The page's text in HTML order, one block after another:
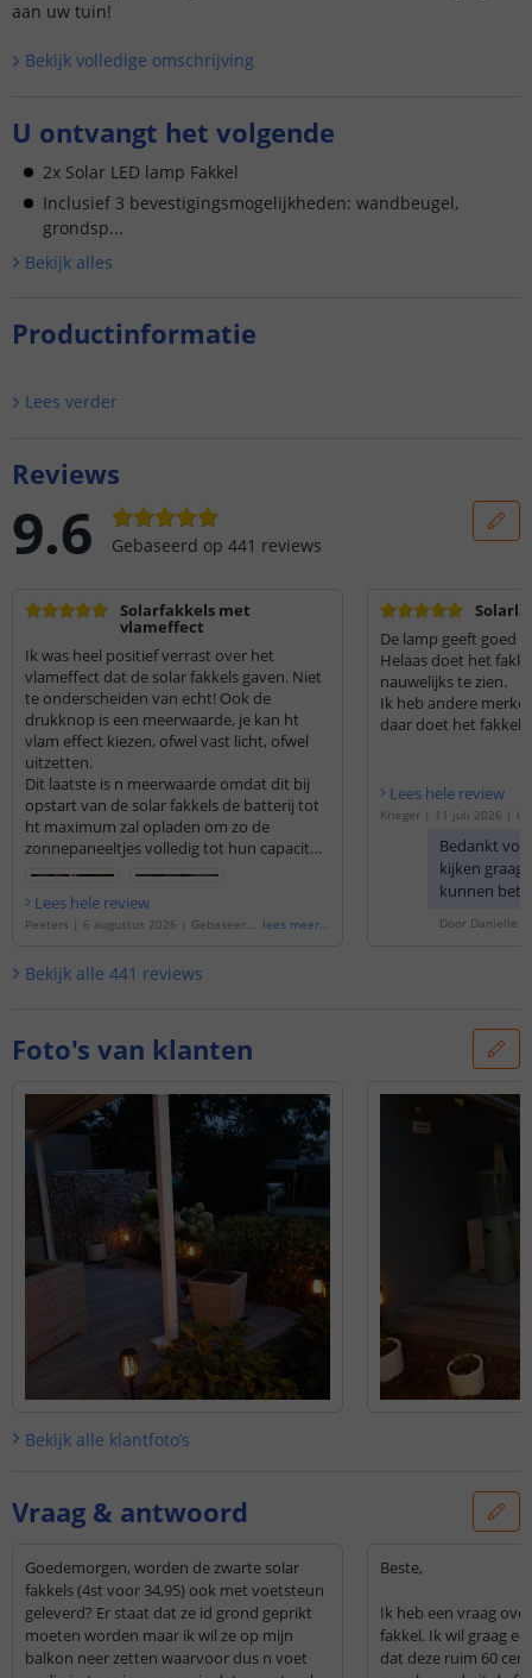
aan uw tuin!
Bekijk volledige omschrijving
U ontvangt het volgende
2x Solar LED lamp Fakkel
Inclusief 3 bevestigingsmogelijkheden: wandbeugel,
grondsp...
Bekijk alles
Productinformatie
Lees verder
Reviews
9.6 Gebaseerd op 441 reviews
Solarfakkels met
vlameffect
Ik was heel positief verrast over het
vlameffect dat de solar fakkels gaven. Niet
te onderscheiden van echt! Ook de
drukknop is een meerwaarde, je kan ht
vlam effect kiezen, ofwel vast licht, ofwel
uitzetten.
Dit laatste is n meerwaarde omdat dit bij
opstart van de solar fakkels de batterij tot
ht maximum zal opladen om zo de
zonnepaneeltjes volledig tot hun capaciteit
deze nu prachtig branden bij avond. Geeft
een prachtige Arabische sfeer. Ook de
om te kiezen hoe of waar je de solar fakkels
etc...ook zit er n duidelijke
gebruiksaanwijzing bij.
daarom had ik er al extra bij besteld!
Lees hele review
Peeters | 6 augustus 2026 | Gebaseerd
lees meer...
De lamp geeft goed
Helaas doet het
nauwelijks te zien.
Ik heb andere
daar doet het fakkel
Lees hele review
Krieger| 11 juli 2026 |
rdeelset van 4 stuks'
Bedankt
kijken graag
kunnen
Door Danielle
Bekijk alle 441 reviews
Foto's van klanten
Bekijk alle klantfoto’s
Vraag & antwoord
Goedemorgen, worden de zwarte solar
fakkels (4st voor 34,95) ook met voetsteun
geleverd? Er staat dat ze id grond geprikt
moeten worden maar ik wil ze op mijn
balkon neer zetten waarvoor dus n voet
Beste,
Ik heb een vraag
fakkel. Ik wil graag
dat deze ruim 60